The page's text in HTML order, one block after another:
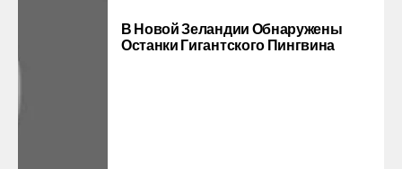
В Новой Зеландии Обнаружены
Останки Гигантского Пингвина